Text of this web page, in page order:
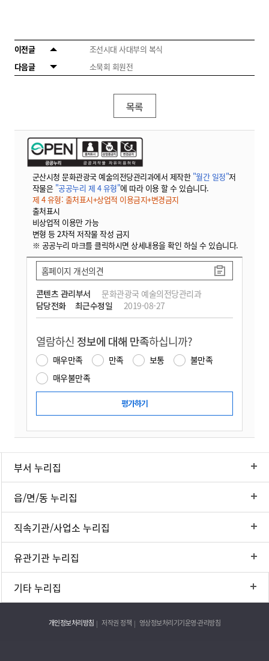
이전글
조선시대 사대부의 복식
다음글
소묵회 회원전
목록
군산시청 문화관광국 예술의전당관리과에서 제작한 "월간 일정"저
작물은 "공공누리 제 4 유형"에 따라 이용 할 수 있습니다.
제 4 유형: 출처표시+상업적 이용금지+변경금지
출처표시
비상업적 이용만 가능
변형 등 2차적 저작물 작성 금지
※ 공공누리 마크를 클릭하시면 상세내용을 확인 하실 수 있습니다.
콘텐츠 관리부서
문화관광국 예술의전당관리과
담당전화
최근수정일 2019-08-27
홈페이지 개선의견
열람하신 정보에 대해 만족하십니까?
매우만족 만족 보통
불만족
매우불만족
부서 누리집
읍/면/동 누리집
직속기관/사업소 누리집
유관기관 누리집
기타 누리집
개인정보처리방침 저작권 정책 영상정보처리기기운영·관리방침